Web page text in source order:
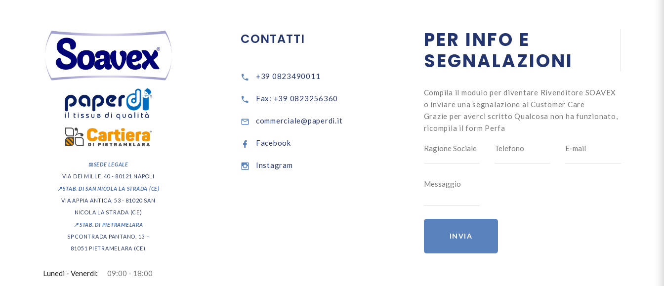
⚖️SEDE LEGALE
VIA DEI MILLE, 40 - 80121 NAPOLI
📍STAB. DI SAN NICOLA LA STRADA (CE)
VIA APPIA ANTICA, 53 - 81020 SAN
NICOLA LA STRADA (CE)
📍STAB. DI PIETRAMELARA
SP CONTRADA PANTANO, 13 –
81051 PIETRAMELARA (CE)
Lunedi - Venerdì: 09:00 - 18:00
CONTATTI
+39 0823490011
Fax: +39 0823256360
commerciale@paperdi.it
Facebook
Instagram
PER INFO E
SEGNALAZIONI
Compila il modulo per diventare Rivenditore SOAVEX
o inviare una segnalazione al Customer Care
Grazie per averci scritto Qualcosa non ha funzionato,
ricompila il form Perfa
INVIA